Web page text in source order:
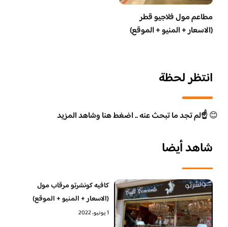
مطاعم مول فلاجيو قطر
(الاسعار + المنيو + الموقع)
انتظر لحظة
😊☝️لم تجد ما تبحث عنه .. اضغط هنا وشاهد المزيد
شاهد أيضا
كافيه كونشرتو مرقاب مول
(الاسعار + المنيو + الموقع)
1 يونيو، 2022